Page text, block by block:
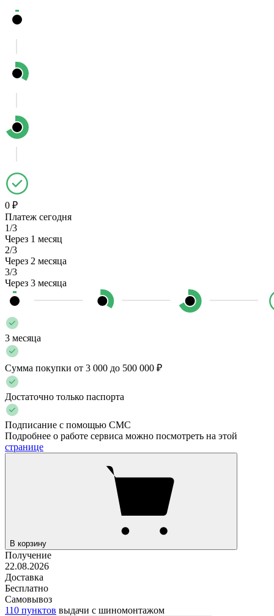
0 ₽
Платеж сегодня
1/3
Через 1 месяц
2/3
Через 2 месяца
3/3
Через 3 месяца
3 месяца
Сумма покупки от 3 000 до 500 000 ₽
Достаточно только паспорта
Подписание с помощью СМС
Подробнее о работе сервиса можно посмотреть на этой
странице
В корзину
Получение
22.08.2026
Доставка
Бесплатно
Самовывоз
110 пунктов выдачи с шиномонтажом